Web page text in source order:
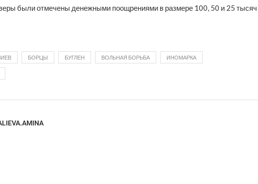
были отмечены денежными поощрениями в размере 100, 50 и 25 тысяч
БОРЦЫ БУГЛЕН ВОЛЬНАЯ БОРЬБА ИНОМАРКА